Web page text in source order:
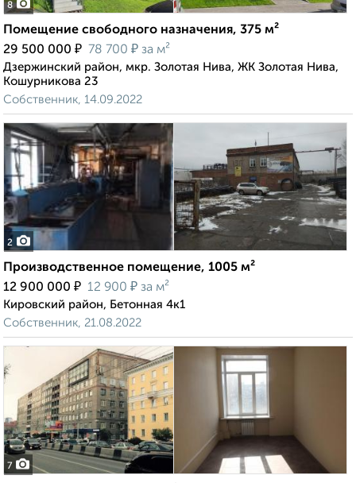
8
Помещение свободного назначения, 375 м²
29 500 000 ₽ 78 700 ₽ за м²
Дзержинский район, мкр. Золотая Нива, ЖК Золотая Нива,
Кошурникова 23
Собственник, 14.09.2022
2
Производственное помещение, 1005 м²
12 900 000 ₽ 12 900 ₽ за м²
Кировский район, Бетонная 4к1
Собственник, 21.08.2022
7